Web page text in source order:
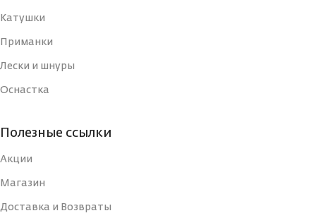
Катушки
Приманки
Лески и шнуры
Оснастка
Полезные ссылки
Акции
Магазин
Доставка и Возвраты